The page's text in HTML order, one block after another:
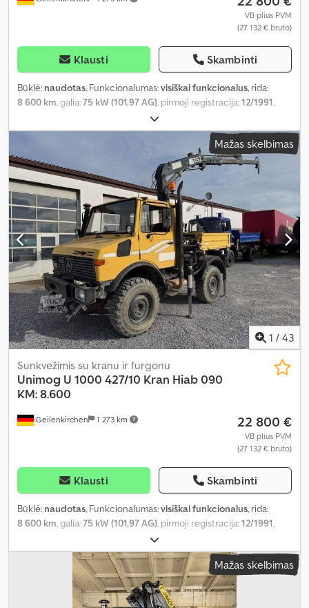
VB plius PVM
(27 132 € bruto)
Klausti Skambinti
Būklė: naudotas, Funkcionalumas:visiškai funkcionalus, rida:
8 600 km , galia:75 kW (101,97 AG) , pirmoji registracija:12/1991
7 500 kg
konfigūracija:4x4, kuras:dyzelinas, spalva:geltonas, pavaros tipas:
ABS, diferencialo užraktas, kranas,
priekabos jungtis, sunkvežimio registracija, vairo stiprintuvas
Mažas skelbimas
1 / 43
Geilenkirchen 1 273 km
Sunkvežimis su kranu ir furgonu
Unimog U 1000 427/10 Kran Hiab 090
KM: 8.600
22 800 €
VB plius PVM
(27 132 € bruto)
Klausti Skambinti
Būklė: naudotas, Funkcionalumas:visiškai funkcionalus, rida:
8 600 km, galia:75 kW (101,97 AG), pirmoji registracija:12/1991,
7 500 kg
konfigūracija:4x4, kuras:dyzelinas, spalva:geltonas, pavaros tipas:
, Įranga:
ABS, diferencialo užraktas, kranas,
priekabos jungtis, sunkvežimio registracija, vairo stiprintuvas
Mažas skelbimas